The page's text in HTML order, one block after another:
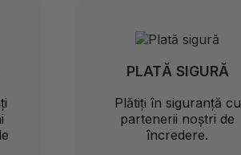
PLATĂ SIGURĂ
Plătiți în siguranță cu
partenerii noștri de
încredere.